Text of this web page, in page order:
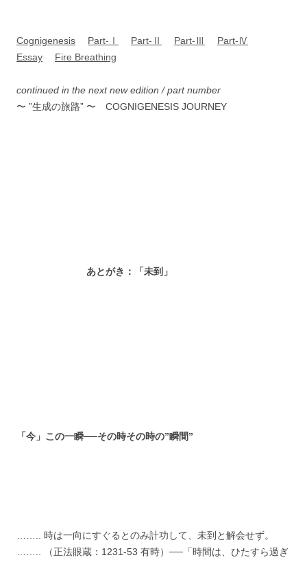
Cognigenesis Part-Ⅰ Part-Ⅱ Part-Ⅲ
Part-Ⅳ
Essay
Fire Breathing
continued in the next new edition / part number
〜 ”生成の旅路” 〜 COGNIGENESIS JOURNEY
あとがき：「未到」
「今」この一瞬──その時その時の”瞬間”
…….. 時は一向にすぐるとのみ計功して、未到と解会せず。
…….. （正法眼蔵：1231‐53 有時）──「時間は、ひたすら過ぎ